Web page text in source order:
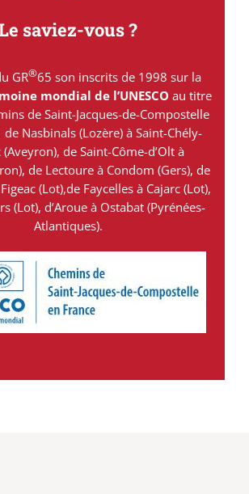
saviez-vous ?
GR®65 son inscrits de 1998 sur la
mondial de l’UNESCO au titre
de Saint-Jacques-de-Compostelle
de Nasbinals (Lozère) à Saint-Chély-
(Aveyron), de Saint-Côme-d’Olt à
de Lectoure à Condom (Gers), de
(Lot),de Faycelles à Cajarc (Lot),
(Lot), d’Aroue à Ostabat (Pyrénées-
Atlantiques).